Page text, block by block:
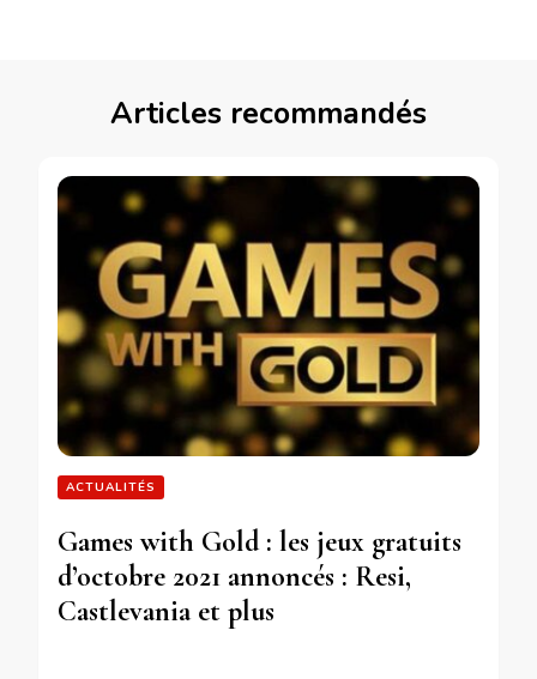
Articles recommandés
ACTUALITÉS
Games with Gold : les jeux gratuits
d’octobre 2021 annoncés : Resi,
Castlevania et plus